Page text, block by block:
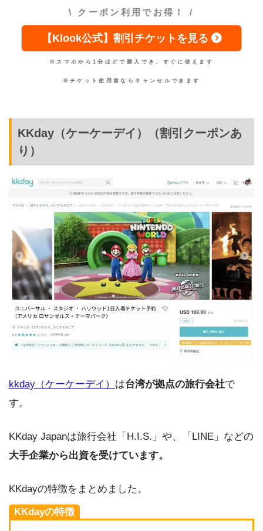
\ クーポン利用でお得！ /
【Klook公式】割引チケットを見る
※スマホから1分ほどで購入でき、すぐに使えます
※チケット使用前ならキャンセルできます
KKday（ケーケーデイ）（割引クーポンあ
り）
kkday（ケーケーデイ） は台湾が拠点の旅行会社で
す。
KKday Japanは旅行会社「H.I.S.」や、「LINE」などの
大手企業から出資を受けています。
KKdayの特徴をまとめました。
KKdayの特徴